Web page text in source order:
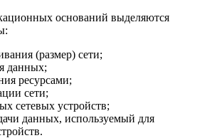
оснований выделяются
(размер) сети;
данных;
ресурсами;
сети;
сетевых устройств;
данных, используемый для